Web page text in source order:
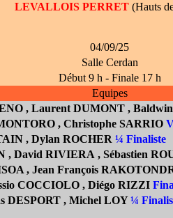
LEVALLOIS PERRET(Hauts
04/09/25
Salle Cerdan
Début 9 h - Finale 17 h
Equipes
, Laurent DUMONT ,
, Christophe SARRIO
, Dylan ROCHER ¼ Finaliste
, David RIVIERA , Sébastien
, Jean François
COCCIOLO , Diégo RIZZI
DESPORT , Michel LOY¼